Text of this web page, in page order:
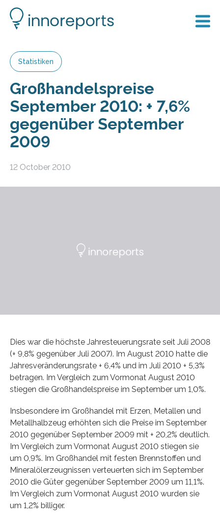
Statistiken
Großhandelspreise
September 2010: + 7,6%
gegenüber September
2009
12 October 2010
Dies war die höchste Jahresteuerungsrate seit Juli 2008
(+ 9,8% gegenüber Juli 2007). Im August 2010 hatte die
Jahresveränderungsrate + 6,4% und im Juli 2010 + 5,3%
betragen. Im Vergleich zum Vormonat August 2010
stiegen die Großhandelspreise im September um 1,0%.
Insbesondere im Großhandel mit Erzen, Metallen und
Metallhalbzeug erhöhten sich die Preise im September
2010 gegenüber September 2009 mit + 20,2% deutlich.
Im Vergleich zum Vormonat August 2010 stiegen sie
um 0,9%. Im Großhandel mit festen Brennstoffen und
Mineralölerzeugnissen verteuerten sich im September
2010 die Güter gegenüber September 2009 um 11,1%.
Im Vergleich zum Vormonat August 2010 wurden sie
um 1,2% billiger.